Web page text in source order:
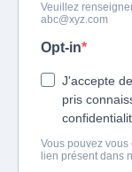
Veuillez
abc@xyz.com
Opt-in
J'accepte
pris
Vous pouvez
lien présent dans